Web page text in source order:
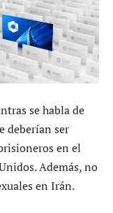
se habla de
deberían ser
en el
Además, no
en Irán.